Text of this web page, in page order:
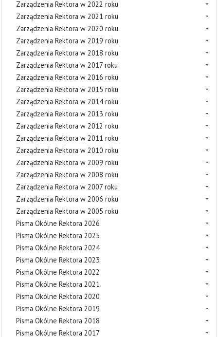
Zarządzenia Rektora w 2022 roku
Zarządzenia Rektora w 2021 roku
Zarządzenia Rektora w 2020 roku
Zarządzenia Rektora w 2019 roku
Zarządzenia Rektora w 2018 roku
Zarządzenia Rektora w 2017 roku
Zarządzenia Rektora w 2016 roku
Zarządzenia Rektora w 2015 roku
Zarządzenia Rektora w 2014 roku
Zarządzenia Rektora w 2013 roku
Zarządzenia Rektora w 2012 roku
Zarządzenia Rektora w 2011 roku
Zarządzenia Rektora w 2010 roku
Zarządzenia Rektora w 2009 roku
Zarządzenia Rektora w 2008 roku
Zarządzenia Rektora w 2007 roku
Zarządzenia Rektora w 2006 roku
Zarządzenia Rektora w 2005 roku
Pisma Okólne Rektora 2026
Pisma Okólne Rektora 2025
Pisma Okólne Rektora 2024
Pisma Okólne Rektora 2023
Pisma Okólne Rektora 2022
Pisma Okólne Rektora 2021
Pisma Okólne Rektora 2020
Pisma Okólne Rektora 2019
Pisma Okólne Rektora 2018
Pisma Okólne Rektora 2017